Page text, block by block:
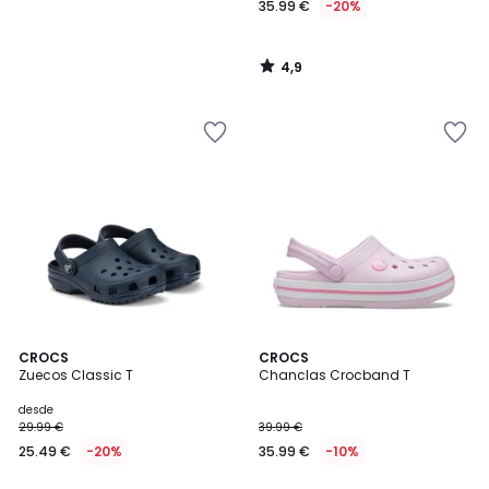
35.99 € -20%
4,9
/
CROCS
Zuecos Classic T
desde
29.99 €
25.49 € -20%
4,6
/ 5
5
Colores
CROCS
Chanclas Crocband T
39.99 €
35.99 € -10%
4,3
/ 5